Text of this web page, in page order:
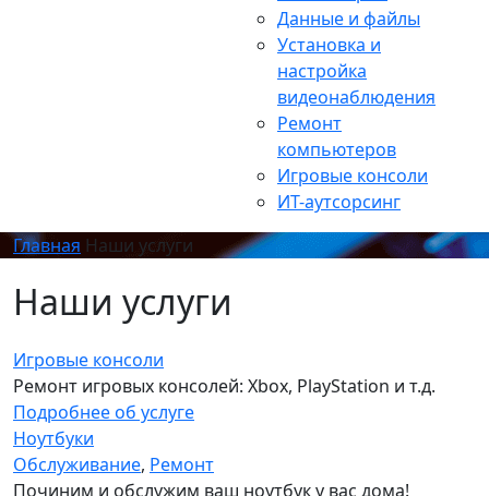
Данные и файлы
Установка и
настройка
видеонаблюдения
Ремонт
компьютеров
Игровые консоли
ИТ-аутсорсинг
Главная Наши услуги
Наши услуги
Игровые консоли
Ремонт игровых консолей: Xboх, PlayStation и т.д.
Подробнее об услуге
Ноутбуки
Обслуживание, Ремонт
Починим и обслужим ваш ноутбук у вас дома!